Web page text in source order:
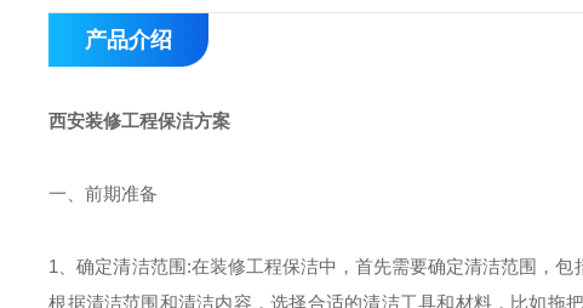
产品介绍
西安装修工程保洁方案
一、前期准备
1、确定清洁范围 :在装修工程保洁中，首先需要确定清洁范围，
根据清洁范围和清洁内容，选择合适的清洁工具和材料，比如拖